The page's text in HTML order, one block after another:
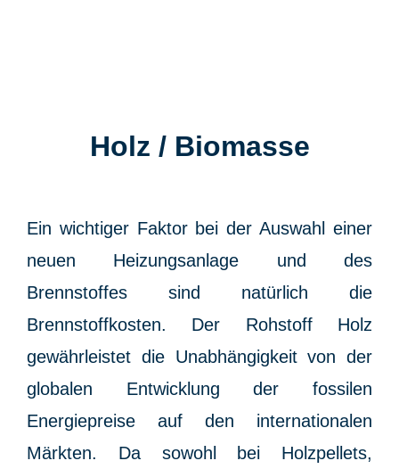
Holz / Biomasse
Ein wichtiger Faktor bei der Auswahl einer
neuen Heizungsanlage und des
Brennstoffes sind natürlich die
Brennstoffkosten. Der Rohstoff Holz
gewährleistet die Unabhängigkeit von der
globalen Entwicklung der fossilen
Energiepreise auf den internationalen
Märkten. Da sowohl bei Holzpellets,